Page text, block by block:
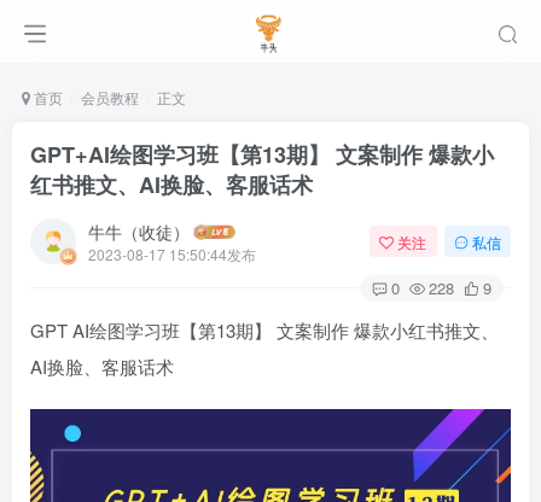
首页 会员教程 正文
GPT+AI绘图学习班【第13期】 文案制作 爆款小
红书推文、AI换脸、客服话术
牛牛（收徒）
2023-08-17 15:50:44发布
关注 私信
0 228 9
GPT AI绘图学习班【第13期】 文案制作 爆款小红书推文、
AI换脸、客服话术